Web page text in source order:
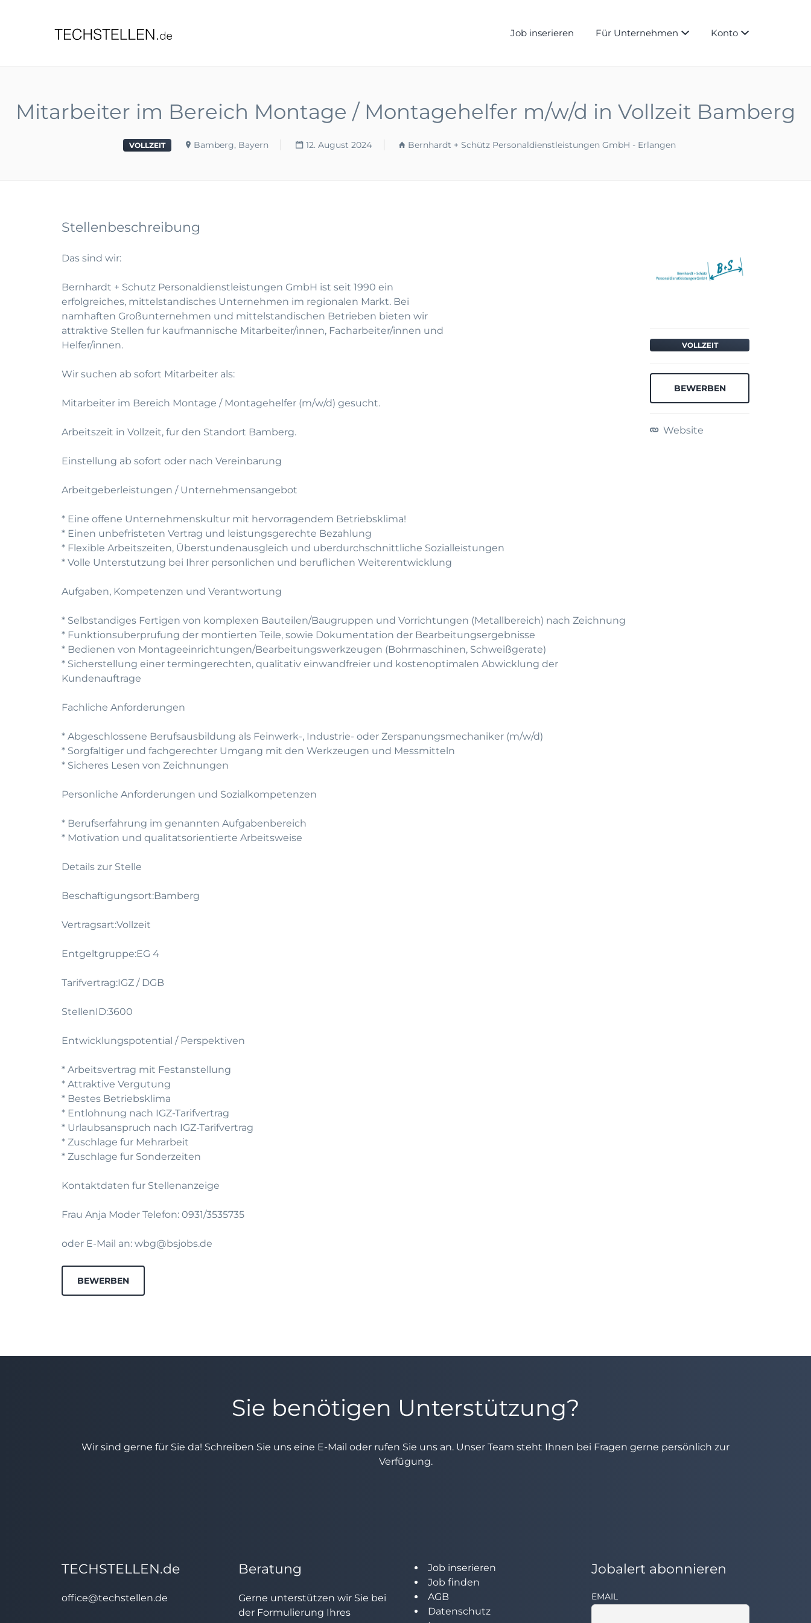
Job inserieren Für Unternehmen Konto
Mitarbeiter im Bereich Montage / Montagehelfer m/w/d in Vollzeit Bamberg
VOLLZEIT Bamberg, Bayern 12. August 2024 Bernhardt + Schütz Personaldienstleistungen GmbH - Erlangen
Stellenbeschreibung
Das sind wir:
Bernhardt + Schutz Personaldienstleistungen GmbH ist seit 1990 ein
erfolgreiches, mittelstandisches Unternehmen im regionalen Markt. Bei
namhaften Großunternehmen und mittelstandischen Betrieben bieten wir
attraktive Stellen fur kaufmannische Mitarbeiter/innen, Facharbeiter/innen und
Helfer/innen.
Wir suchen ab sofort Mitarbeiter als:
Mitarbeiter im Bereich Montage / Montagehelfer (m/w/d) gesucht.
Arbeitszeit in Vollzeit, fur den Standort Bamberg.
Einstellung ab sofort oder nach Vereinbarung
Arbeitgeberleistungen / Unternehmensangebot
* Eine offene Unternehmenskultur mit hervorragendem Betriebsklima!
* Einen unbefristeten Vertrag und leistungsgerechte Bezahlung
* Flexible Arbeitszeiten, Überstundenausgleich und uberdurchschnittliche Sozialleistungen
* Volle Unterstutzung bei Ihrer personlichen und beruflichen Weiterentwicklung
Aufgaben, Kompetenzen und Verantwortung
* Selbstandiges Fertigen von komplexen Bauteilen/Baugruppen und Vorrichtungen (Metallbereich) nach Zeichnung
* Funktionsuberprufung der montierten Teile, sowie Dokumentation der Bearbeitungsergebnisse
* Bedienen von Montageeinrichtungen/Bearbeitungswerkzeugen (Bohrmaschinen, Schweißgerate)
* Sicherstellung einer termingerechten, qualitativ einwandfreier und kostenoptimalen Abwicklung der
Kundenauftrage
Fachliche Anforderungen
* Abgeschlossene Berufsausbildung als Feinwerk-, Industrie- oder Zerspanungsmechaniker (m/w/d)
* Sorgfaltiger und fachgerechter Umgang mit den Werkzeugen und Messmitteln
* Sicheres Lesen von Zeichnungen
Personliche Anforderungen und Sozialkompetenzen
* Berufserfahrung im genannten Aufgabenbereich
* Motivation und qualitatsorientierte Arbeitsweise
Details zur Stelle
Beschaftigungsort:Bamberg
Vertragsart:Vollzeit
Entgeltgruppe:EG 4
Tarifvertrag:IGZ / DGB
StellenID:3600
Entwicklungspotential / Perspektiven
* Arbeitsvertrag mit Festanstellung
* Attraktive Vergutung
* Bestes Betriebsklima
* Entlohnung nach IGZ-Tarifvertrag
* Urlaubsanspruch nach IGZ-Tarifvertrag
* Zuschlage fur Mehrarbeit
* Zuschlage fur Sonderzeiten
Kontaktdaten fur Stellenanzeige
Frau Anja Moder Telefon: 0931/3535735
oder E-Mail an: wbg@bsjobs.de
BEWERBEN
VOLLZEIT
BEWERBEN
Website
Sie benötigen Unterstützung?
Wir sind gerne für Sie da! Schreiben Sie uns eine E-Mail oder rufen Sie uns an. Unser Team steht Ihnen bei Fragen gerne persönlich zur
Verfügung.
TECHSTELLEN.de
office@techstellen.de
Beratung
Gerne unterstützen wir Sie bei
der Formulierung Ihres
Job inserieren
Job finden
AGB
Datenschutz
Jobalert abonnieren
EMAIL